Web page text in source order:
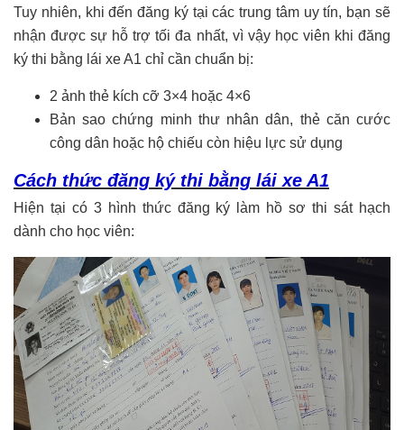
Tuy nhiên, khi đến đăng ký tại các trung tâm uy tín, bạn sẽ
nhận được sự hỗ trợ tối đa nhất, vì vậy học viên khi đăng
ký thi bằng lái xe A1 chỉ cần chuẩn bị:
2 ảnh thẻ kích cỡ 3×4 hoặc 4×6
Bản sao chứng minh thư nhân dân, thẻ căn cước
công dân hoặc hộ chiếu còn hiệu lực sử dụng
Cách thức đăng ký thi bằng lái xe A1
Hiện tại có 3 hình thức đăng ký làm hồ sơ thi sát hạch
dành cho học viên: